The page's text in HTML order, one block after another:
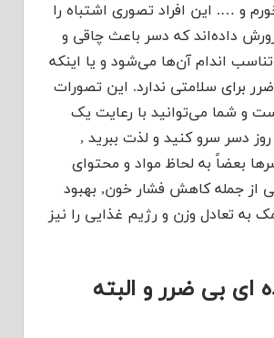
و …. این افراد تصوری اشتباه را
داده‌اند که دسر باعث چاقی و
اندام آن‌ها می‌شود و یا اینکه
برای سلامتی ندارد. این تصورات
و شما می‌توانید با رعایت یک
دسر سرو کنید و لذت ببرید ,
بعضاً به لحاظ مواد و محتوای
از جمله کاهش فشار خون, بهبود
به تعادل وزن و رژیم غذایی را نیز
ای بی ضرر و البته